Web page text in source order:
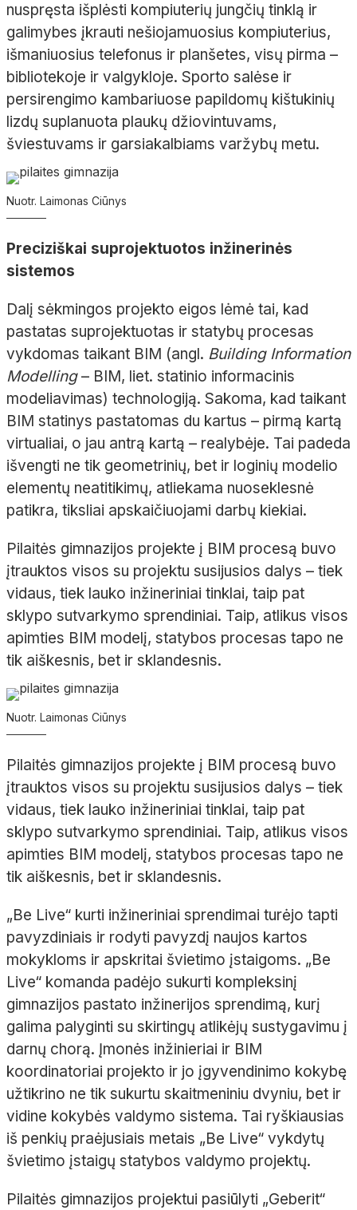
nuspręsta išplėsti kompiuterių jungčių tinklą ir
galimybes įkrauti nešiojamuosius kompiuterius,
išmaniuosius telefonus ir planšetes, visų pirma –
bibliotekoje ir valgykloje. Sporto salėse ir
persirengimo kambariuose papildomų kištukinių
lizdų suplanuota plaukų džiovintuvams,
šviestuvams ir garsiakalbiams varžybų metu.
Nuotr. Laimonas Ciūnys
Preciziškai suprojektuotos inžinerinės
sistemos
Dalį sėkmingos projekto eigos lėmė tai, kad
pastatas suprojektuotas ir statybų procesas
vykdomas taikant BIM (angl. Building Information
Modelling– BIM, liet. statinio informacinis
modeliavimas) technologiją. Sakoma, kad taikant
BIM statinys pastatomas du kartus – pirmą kartą
virtualiai, o jau antrą kartą – realybėje. Tai padeda
išvengti ne tik geometrinių, bet ir loginių modelio
elementų neatitikimų, atliekama nuoseklesnė
patikra, tiksliai apskaičiuojami darbų kiekiai.
Pilaitės gimnazijos projekte į BIM procesą buvo
įtrauktos visos su projektu susijusios dalys – tiek
vidaus, tiek lauko inžineriniai tinklai, taip pat
sklypo sutvarkymo sprendiniai. Taip, atlikus visos
apimties BIM modelį, statybos procesas tapo ne
tik aiškesnis, bet ir sklandesnis.
Nuotr. Laimonas Ciūnys
Pilaitės gimnazijos projekte į BIM procesą buvo
įtrauktos visos su projektu susijusios dalys – tiek
vidaus, tiek lauko inžineriniai tinklai, taip pat
sklypo sutvarkymo sprendiniai. Taip, atlikus visos
apimties BIM modelį, statybos procesas tapo ne
tik aiškesnis, bet ir sklandesnis.
„Be Live“ kurti inžineriniai sprendimai turėjo tapti
pavyzdiniais ir rodyti pavyzdį naujos kartos
mokykloms ir apskritai švietimo įstaigoms. „Be
Live“ komanda padėjo sukurti kompleksinį
gimnazijos pastato inžinerijos sprendimą, kurį
galima palyginti su skirtingų atlikėjų sustygavimu į
darnų chorą. Įmonės inžinieriai ir BIM
koordinatoriai projekto ir jo įgyvendinimo kokybę
užtikrino ne tik sukurtu skaitmeniniu dvyniu, bet ir
vidine kokybės valdymo sistema. Tai ryškiausias
iš penkių praėjusiais metais „Be Live“ vykdytų
švietimo įstaigų statybos valdymo projektų.
Pilaitės gimnazijos projektui pasiūlyti „Geberit“